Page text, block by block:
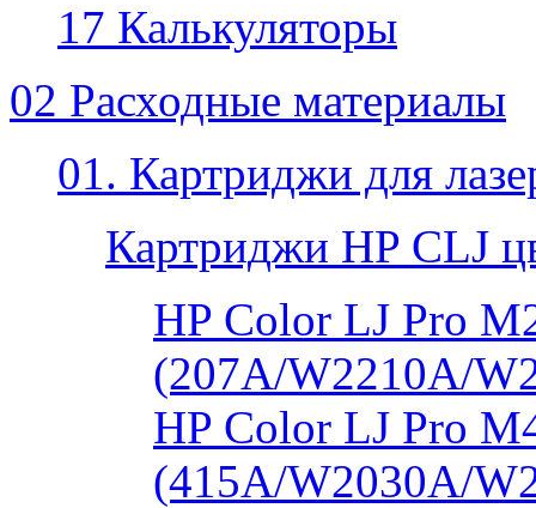
17 Калькуляторы
02 Расходные материалы
01. Картриджи для
Картриджи HP CLJ
HP Color LJ Pro
(207A/W2210A/
HP Color LJ Pro
(415A/W2030A/